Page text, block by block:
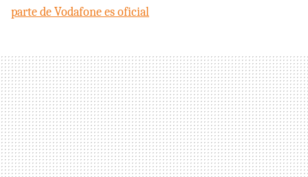
parte de Vodafone es oficial